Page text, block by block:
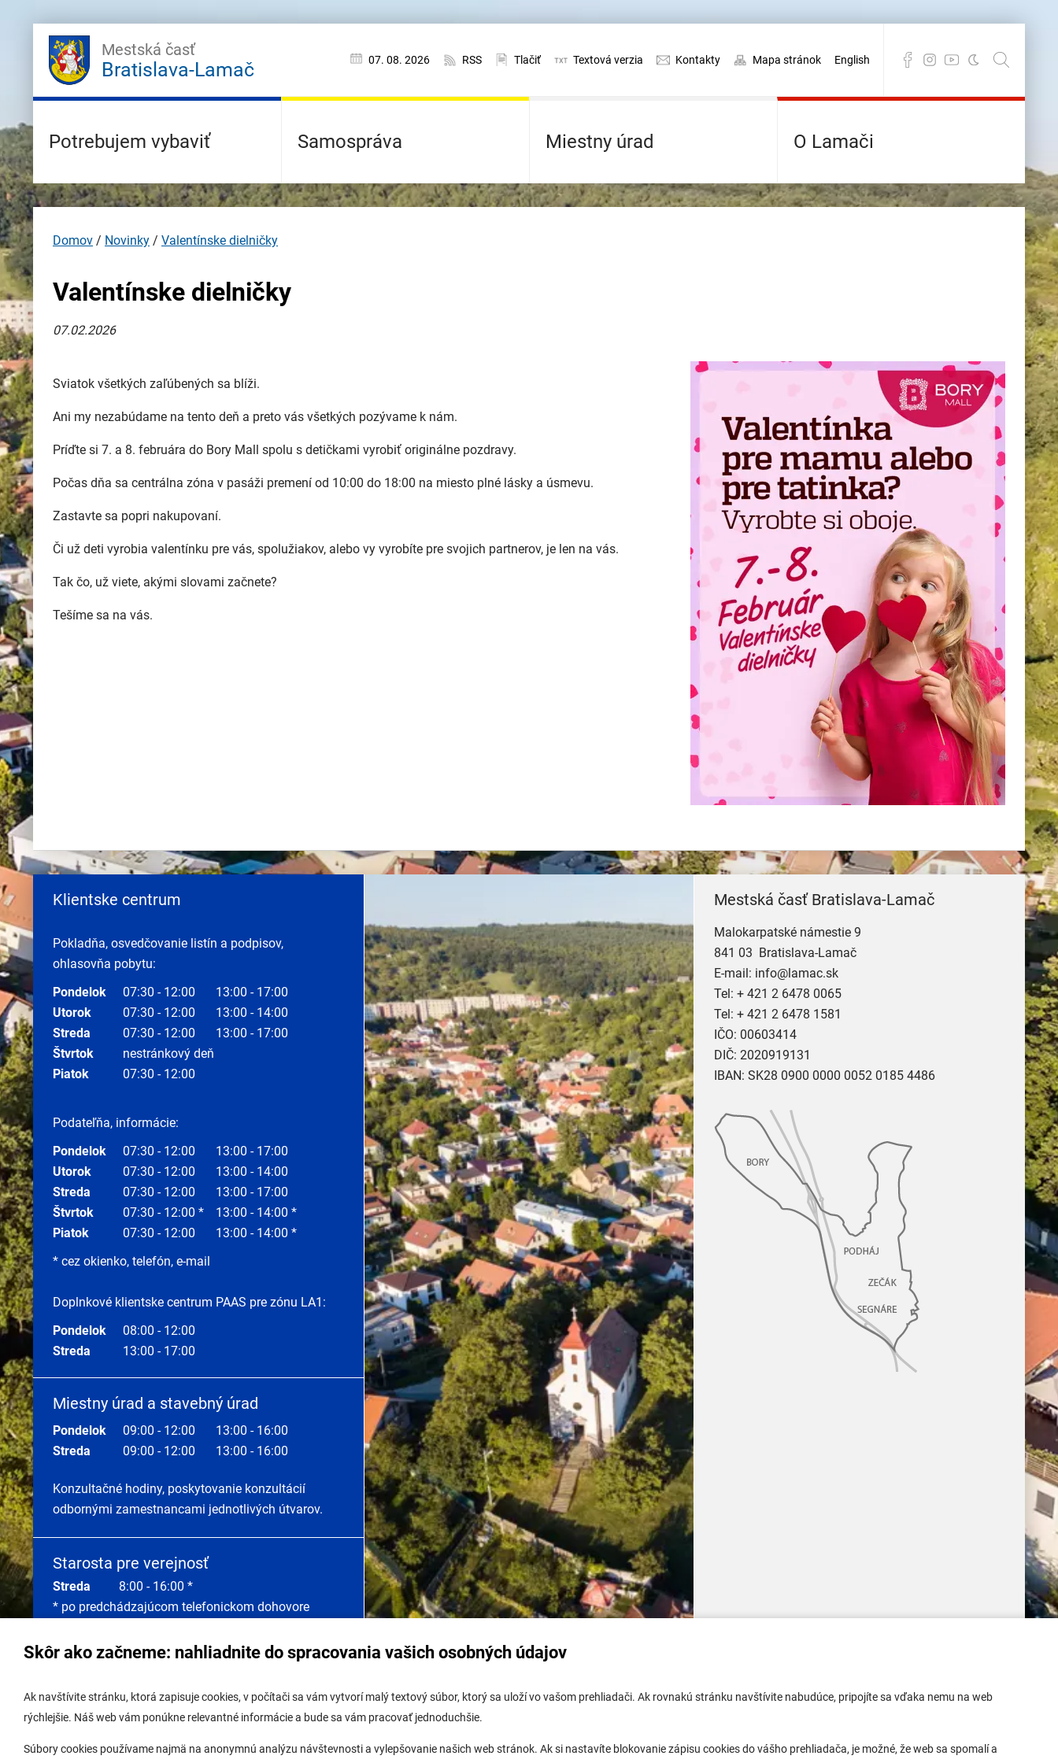
Skôr ako začneme: nahliadnite do spracovania vašich osobných údajov
Ak navštívite stránku, ktorá zapisuje cookies, v počítači sa vám vytvorí malý textový súbor, ktorý sa uloží vo vašom prehliadači. Ak rovnakú stránku navštívite nabudúce, pripojíte sa vďaka nemu na web
rýchlejšie. Náš web vám ponúkne relevantné informácie a bude sa vám pracovať jednoduchšie.
Súbory cookies používame najmä na anonymnú analýzu návštevnosti a vylepšovanie našich web stránok. Ak si nastavíte blokovanie zápisu cookies do vášho prehliadača, je možné, že web sa spomalí a
Mestská časť
Bratislava-Lamač 07. 08. 2026 RSS Tlačiť Textová verzia Kontakty Mapa stránok English
Potrebujem vybaviť Samospráva Miestny úrad O Lamači
Domov / Novinky / Valentínske dielničky
Valentínske dielničky
07.02.2026
Sviatok všetkých zaľúbených sa blíži.
Ani my nezabúdame na tento deň a preto vás všetkých pozývame k nám.
Príďte si 7. a 8. februára do Bory Mall spolu s detičkami vyrobiť originálne pozdravy.
Počas dňa sa centrálna zóna v pasáži premení od 10:00 do 18:00 na miesto plné lásky a úsmevu.
Zastavte sa popri nakupovaní.
Či už deti vyrobia valentínku pre vás, spolužiakov, alebo vy vyrobíte pre svojich partnerov, je len na vás.
Tak čo, už viete, akými slovami začnete?
Tešíme sa na vás.
Klientske centrum
Pokladňa, osvedčovanie listín a podpisov,
ohlasovňa pobytu:
Pondelok
07:30 - 12:00
13:00 - 17:00
Utorok
07:30 - 12:00
13:00 - 14:00
Streda
07:30 - 12:00
13:00 - 17:00
Štvrtok
nestránkový deň
Piatok
07:30 - 12:00
Podateľňa, informácie:
Pondelok
07:30 - 12:00
13:00 - 17:00
Utorok
07:30 - 12:00
13:00 - 14:00
Streda
07:30 - 12:00
13:00 - 17:00
Štvrtok
07:30 - 12:00 *
13:00 - 14:00 *
Piatok
07:30 - 12:00
13:00 - 14:00 *
* cez okienko, telefón, e-mail
Doplnkové klientske centrum PAAS pre zónu LA1:
Pondelok
08:00 - 12:00
Streda
13:00 - 17:00
Miestny úrad a stavebný úrad
Pondelok 09:00 - 12:00
13:00 - 16:00
Streda
09:00 - 12:00 13:00 - 16:00
Konzultačné hodiny, poskytovanie konzultácií
odbornými zamestnancami jednotlivých útvarov.
Starosta pre verejnosť
Streda 8:00 - 16:00 *
* po predchádzajúcom telefonickom dohovore
Mestská časť Bratislava-Lamač
Malokarpatské námestie 9
841 03 Bratislava-Lamač
E-mail: info@lamac.sk
Tel:+ 421 2 6478 0065
Tel:+ 421 2 6478 1581
IČO: 00603414
DIČ: 2020919131
IBAN: SK28 0900 0000 0052 0185 4486
info@lamac.sk
0948337317
Úradná tabuľa - životné prostredie